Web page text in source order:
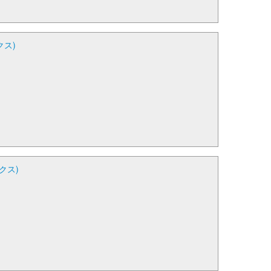
ス)
ス)